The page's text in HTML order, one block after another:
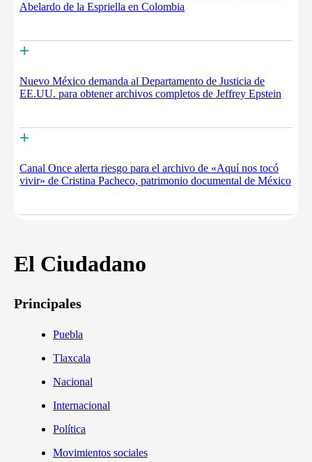
Abelardo de la Espriella en Colombia
+
Nuevo México demanda al Departamento de Justicia de
EE.UU. para obtener archivos completos de Jeffrey Epstein
+
Canal Once alerta riesgo para el archivo de «Aquí nos tocó
vivir» de Cristina Pacheco, patrimonio documental de México
El Ciudadano
Principales
Puebla
Tlaxcala
Nacional
Internacional
Política
Movimientos sociales